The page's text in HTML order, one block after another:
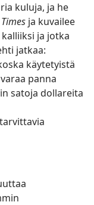
kuluja, ja he
Times ja kuvailee
ja jotka
jatkaa:
käytetyistä
panna
satoja dollareita